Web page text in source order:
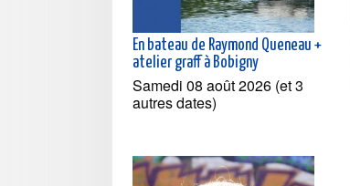
En bateau de Raymond Queneau +
atelier graff à Bobigny
Samedi 08 août 2026 (et 3
autres dates)